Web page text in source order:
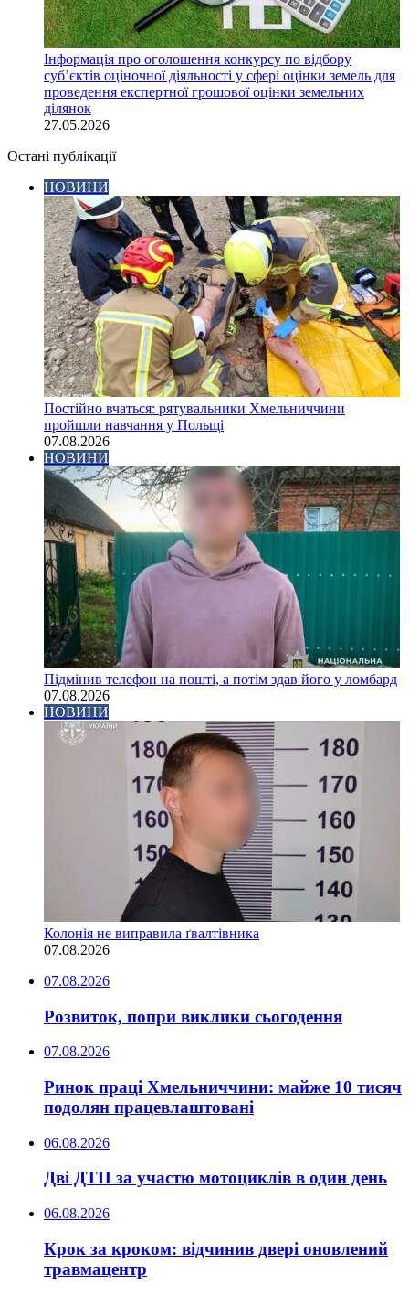
Інформація про оголошення конкурсу по відбору
суб’єктів оціночної діяльності у сфері оцінки земель для
проведення експертної грошової оцінки земельних
ділянок
27.05.2026
Остані публікації
НОВИНИ
Постійно вчаться: рятувальники Хмельниччини
пройшли навчання у Польщі
07.08.2026
НОВИНИ
Підмінив телефон на пошті, а потім здав його у ломбард
07.08.2026
НОВИНИ
Колонія не виправила ґвалтівника
07.08.2026
07.08.2026
Розвиток, попри виклики сьогодення
07.08.2026
Ринок праці Хмельниччини: майже 10 тисяч
подолян працевлаштовані
06.08.2026
Дві ДТП за участю мотоциклів в один день
06.08.2026
Крок за кроком: відчинив двері оновлений
травмацентр